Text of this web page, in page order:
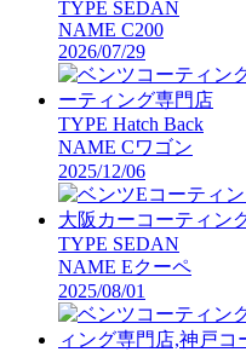
TYPE SEDAN
NAME C200
2026/07/29
TYPE Hatch Back
NAME Cワゴン
2025/12/06
TYPE SEDAN
NAME Eクーペ
2025/08/01